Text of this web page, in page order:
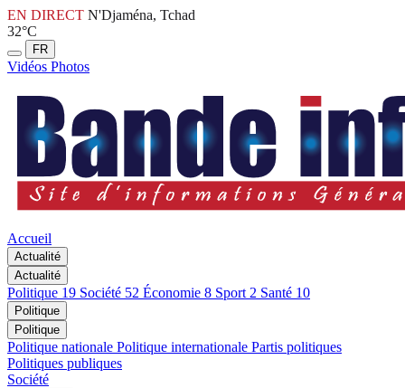
EN DIRECT N'Djaména, Tchad
32°C
FR
Vidéos Photos
Accueil
Actualité
Actualité
Politique 19 Société 52 Économie 8 Sport 2 Santé 10
Politique
Politique
Politique nationale Politique internationale Partis politiques
Politiques publiques
Société